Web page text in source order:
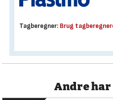
Tagberegner: Brug
Andre har